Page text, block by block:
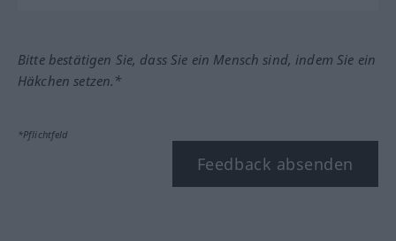
Bitte bestätigen Sie, dass Sie ein Mensch sind, indem Sie ein
Häkchen setzen.*
*Pflichtfeld
Feedback absenden